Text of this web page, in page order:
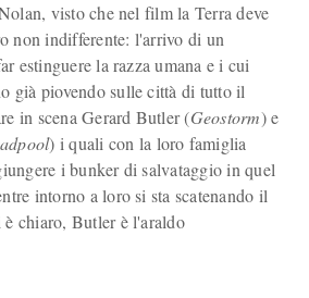
visto che nel film la Terra deve
non indifferente: l'arrivo di un
estinguere la razza umana e i cui
già piovendo sulle città di tutto il
in scena Gerard Butler (Geostorm) e
) i quali con la loro famiglia
i bunker di salvataggio in quel
intorno a loro si sta scatenando il
è chiaro, Butler è l'araldo